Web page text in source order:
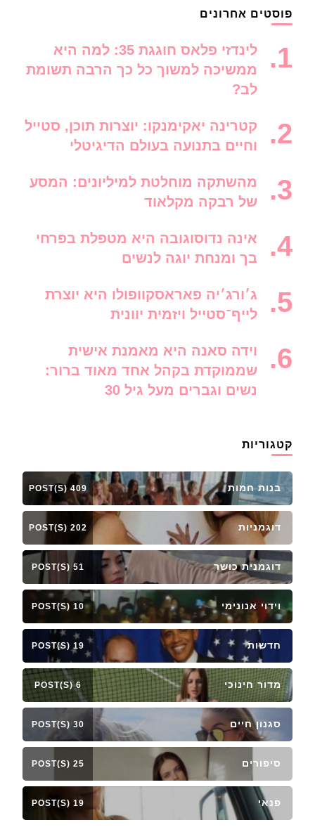
פוסטים אחרונים
לינדזי פלאס חוגגת 35: למה היא
ממשיכה למשוך כל כך הרבה תשומת
לב?
קטרינה יאקימנקו: יוצרות תוכן, סטייל
וחיים בתנועה בעולם הדיגיטלי
מהשתקה מוחלטת למיליונים: המסע
של רבקה מקלאוד
אינה נדוסוגובה היא מטפלת בפרחי
בך ומנחת יוגה לנשים
ג׳ורג׳יה פאראסקוופולו היא יוצרת
לייף־סטייל ויזמית יוונית
וידה סאנה היא מאמנת אישית
שממוקדת בקהל אחד מאוד ברור:
נשים וגברים מעל גיל 30
קטגוריות
בנות חמות 409 POST(S)
דוגמניות 202 POST(S)
דוגמנית כושר 51 POST(S)
וידוי אנונימי 10 POST(S)
חדשות 19 POST(S)
מדור חינוכי 6 POST(S)
סגנון חיים 30 POST(S)
סיפורים 25 POST(S)
פנאי 19 POST(S)